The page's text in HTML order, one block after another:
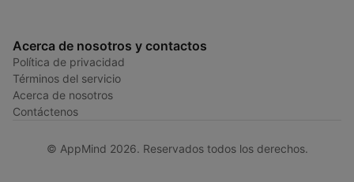
Acerca de nosotros y contactos
Política de privacidad
Términos del servicio
Acerca de nosotros
Contáctenos
© AppMind 2026. Reservados todos los derechos.